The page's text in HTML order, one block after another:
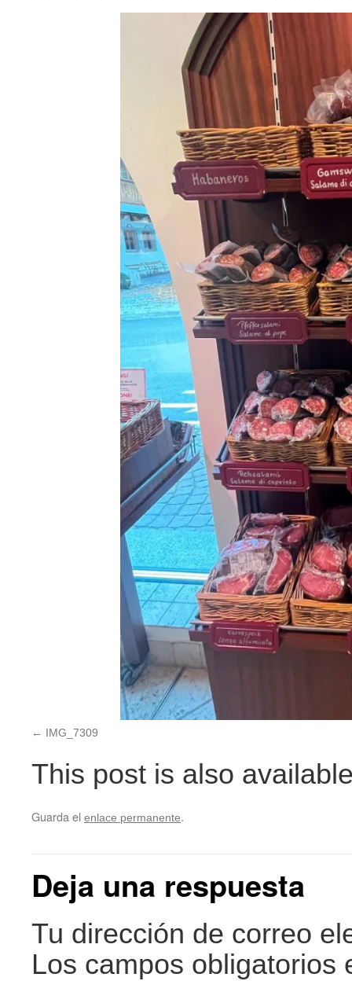
IMG_7309
This post is also
Guarda el enlace permanente.
Deja una respuesta
Tu dirección de correo
Los campos